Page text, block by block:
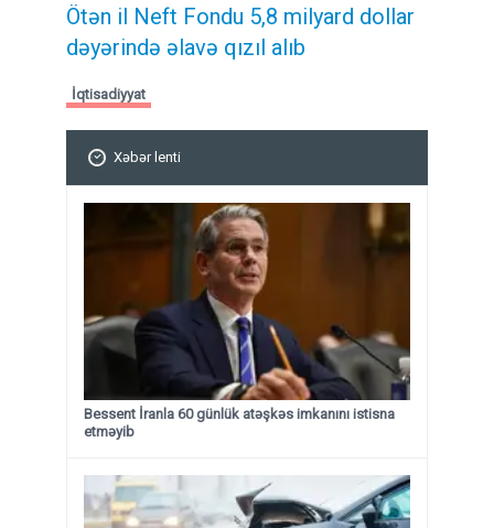
Ötən il Neft Fondu 5,8 milyard dollar
dəyərində əlavə qızıl alıb
İqtisadiyyat
Xəbər lenti
Bessent İranla 60 günlük atəşkəs imkanını istisna
etməyib